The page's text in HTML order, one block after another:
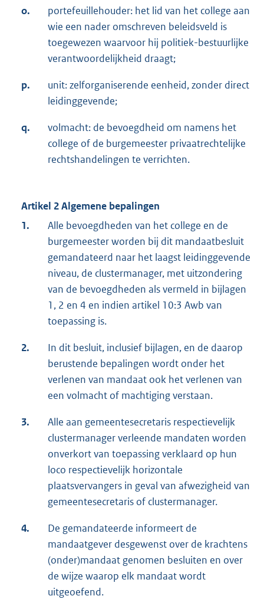
o.
portefeuillehouder: het lid van het college aan
wie een nader omschreven beleidsveld is
toegewezen waarvoor hij politiek-bestuurlijke
verantwoordelijkheid draagt;
p.
unit: zelforganiserende eenheid, zonder direct
leidinggevende;
q.
volmacht: de bevoegdheid om namens het
college of de burgemeester privaatrechtelijke
rechtshandelingen te verrichten.
Artikel 2 Algemene bepalingen
1.
Alle bevoegdheden van het college en de
burgemeester worden bij dit mandaatbesluit
gemandateerd naar het laagst leidinggevende
niveau, de clustermanager, met uitzondering
van de bevoegdheden als vermeld in bijlagen
1, 2 en 4 en indien artikel 10:3 Awb van
toepassing is.
2.
In dit besluit, inclusief bijlagen, en de daarop
berustende bepalingen wordt onder het
verlenen van mandaat ook het verlenen van
een volmacht of machtiging verstaan.
3.
Alle aan gemeentesecretaris respectievelijk
clustermanager verleende mandaten worden
onverkort van toepassing verklaard op hun
loco respectievelijk horizontale
plaatsvervangers in geval van afwezigheid van
gemeentesecretaris of clustermanager.
4.
De gemandateerde informeert de
mandaatgever desgewenst over de krachtens
(onder)mandaat genomen besluiten en over
de wijze waarop elk mandaat wordt
uitgeoefend.